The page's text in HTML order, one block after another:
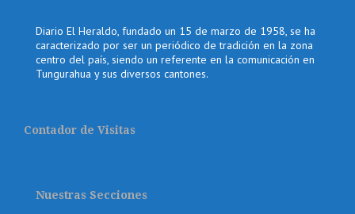
Diario El Heraldo, fundado un 15 de marzo de 1958, se ha
caracterizado por ser un periódico de tradición en la zona
centro del país, siendo un referente en la comunicación en
Tungurahua y sus diversos cantones.
Contador de Visitas
Nuestras Secciones